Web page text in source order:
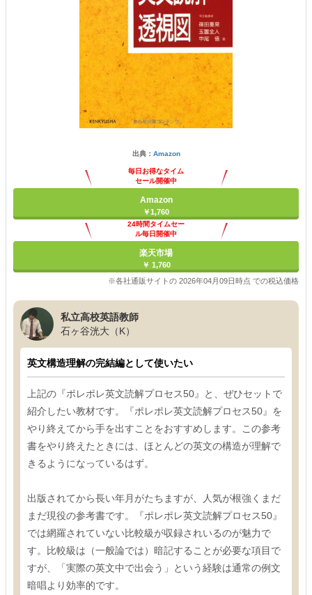
出典： Amazon
毎日お得なタイム
セール開催中
Amazon
￥1,760
24時間タイムセー
ル毎日開催中
楽天市場
￥ 1,760
※各社通販サイトの 2026年04月09日時点 での税込価格
私立高校英語教師
石ヶ谷洸大（K）
英文構造理解の完結編として使いたい
上記の『ポレポレ英文読解プロセス50』と、ぜひセットで
紹介したい教材です。『ポレポレ英文読解プロセス50』を
やり終えてから手を出すことをおすすめします。この参考
書をやり終えたときには、ほとんどの英文の構造が理解で
きるようになっているはず。
出版されてから長い年月がたちますが、人気が根強くまだ
まだ現役の参考書です。『ポレポレ英文読解プロセス50』
では網羅されていない比較級が収録されいるのが魅力で
す。比較級は（一般論では）暗記することが必要な項目で
すが、「実際の英文中で出会う」という経験は通常の例文
暗唱より効率的です。